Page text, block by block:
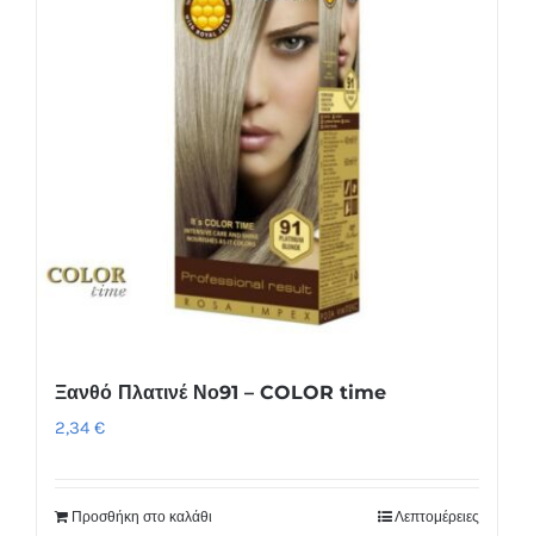
Ξανθό Πλατινέ Νο91 – COLOR time
2,34 €
Προσθήκη στο καλάθι Λεπτομέρειες